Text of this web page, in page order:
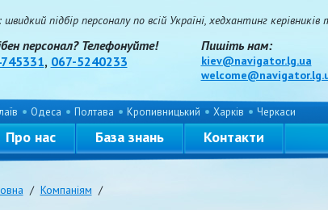
підбір персоналу по всій Україні, хедхантинг керівників
персонал? Телефонуйте!
, 067-5240233
Пишіть нам:
kiev@navigator.lg.ua
Одеса Полтава Кропивницький Харків Черкаси
Про нас База знань Контакти
/ Компаніям /